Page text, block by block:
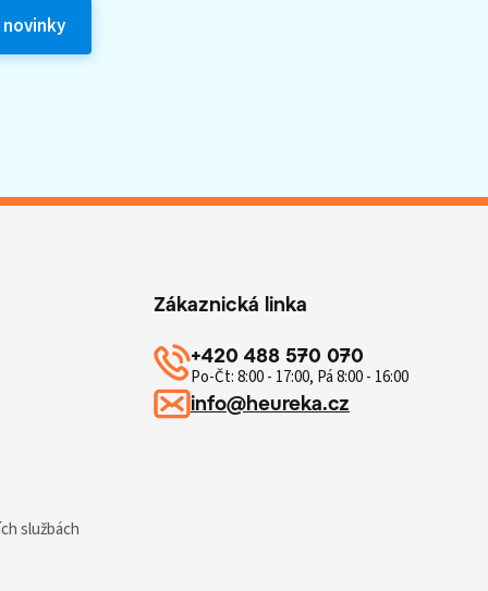
Zákaznická linka
+420 488 570 070
Po-Čt: 8:00 - 17:00, Pá 8:00 - 16:00
info@heureka.cz
službách